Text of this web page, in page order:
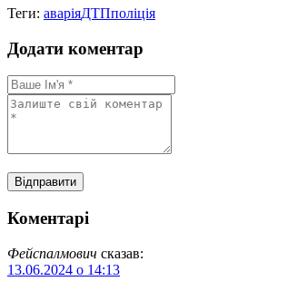
Теги: аваріяДТПполіція
Додати коментар
Коментарі
Фейспалмович сказав:
13.06.2024 о 14:13